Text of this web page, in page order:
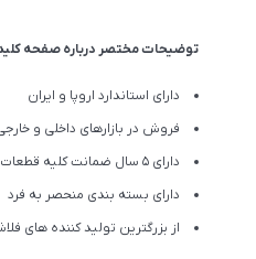
توضیحات مختصر درباره صفحه کلید
دارای استاندارد اروپا و ایران
فروش در بازارهای داخلی و
دارای 5 سال ضمانت کلیه قطعات
دارای بسته بندی منحصر به فرد
از بزرگترین تولید کننده های